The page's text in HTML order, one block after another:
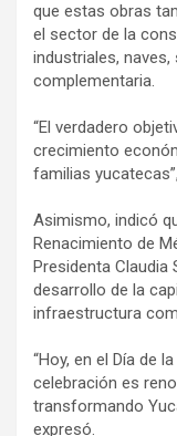
que estas obras
el sector de la
industriales,
complementaria.
“El verdadero
crecimiento
familias
Asimismo, indicó
Renacimiento de
Presidenta Claudia
desarrollo de la
infraestructura
“Hoy, en el Día de
celebración es
transformando
expresó.